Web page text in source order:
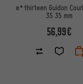
e*thirteen Guidon
35 35 mm
56,99€